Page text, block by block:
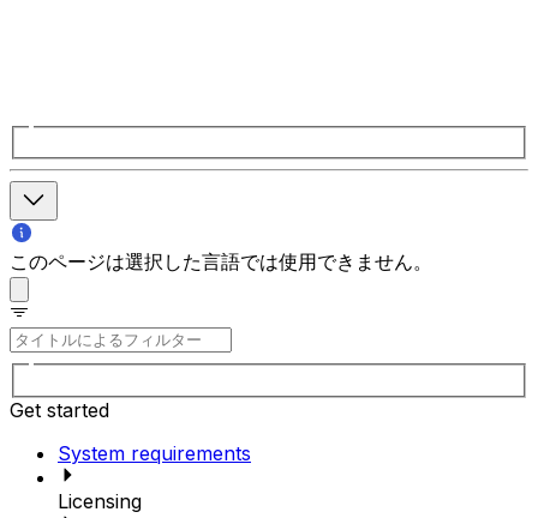
このページは選択した言語では使用できません。
Get started
System requirements
Licensing